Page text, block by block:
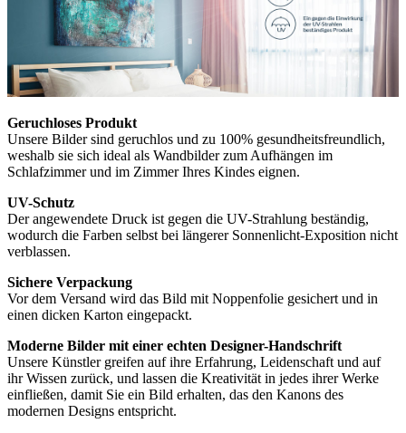
Geruchloses Produkt
Unsere Bilder sind geruchlos und zu 100% gesundheitsfreundlich,
weshalb sie sich ideal als Wandbilder zum Aufhängen im
Schlafzimmer und im Zimmer Ihres Kindes eignen.
UV-Schutz
Der angewendete Druck ist gegen die UV-Strahlung beständig,
wodurch die Farben selbst bei längerer Sonnenlicht-Exposition nicht
verblassen.
Sichere Verpackung
Vor dem Versand wird das Bild mit Noppenfolie gesichert und in
einen dicken Karton eingepackt.
Moderne Bilder mit einer echten Designer-Handschrift
Unsere Künstler greifen auf ihre Erfahrung, Leidenschaft und auf
ihr Wissen zurück, und lassen die Kreativität in jedes ihrer Werke
einfließen, damit Sie ein Bild erhalten, das den Kanons des
modernen Designs entspricht.